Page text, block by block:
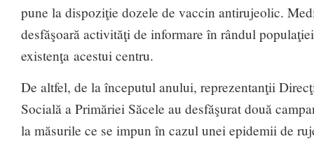
pune la dispoziţie dozele de vaccin antirujeolic.
desfăşoară activităţi de informare în rândul
existenţa acestui centru.
De altfel, de la începutul anului, reprezentanţii
Socială a Primăriei Săcele au desfăşurat două
la măsurile ce se impun în cazul unei epidemii de